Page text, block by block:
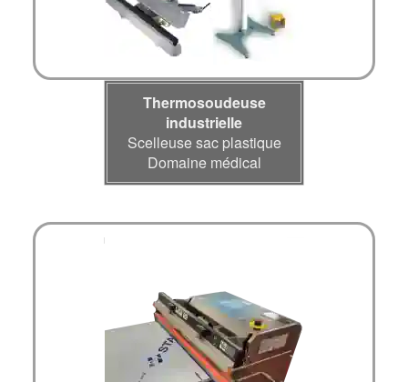
Thermosoudeuse
industrielle
Scelleuse sac plastique
Domaine médical